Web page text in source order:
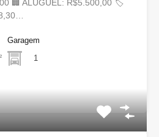
🏢 ALUGUEL: R$5.500,00 🏷
Garagem
1